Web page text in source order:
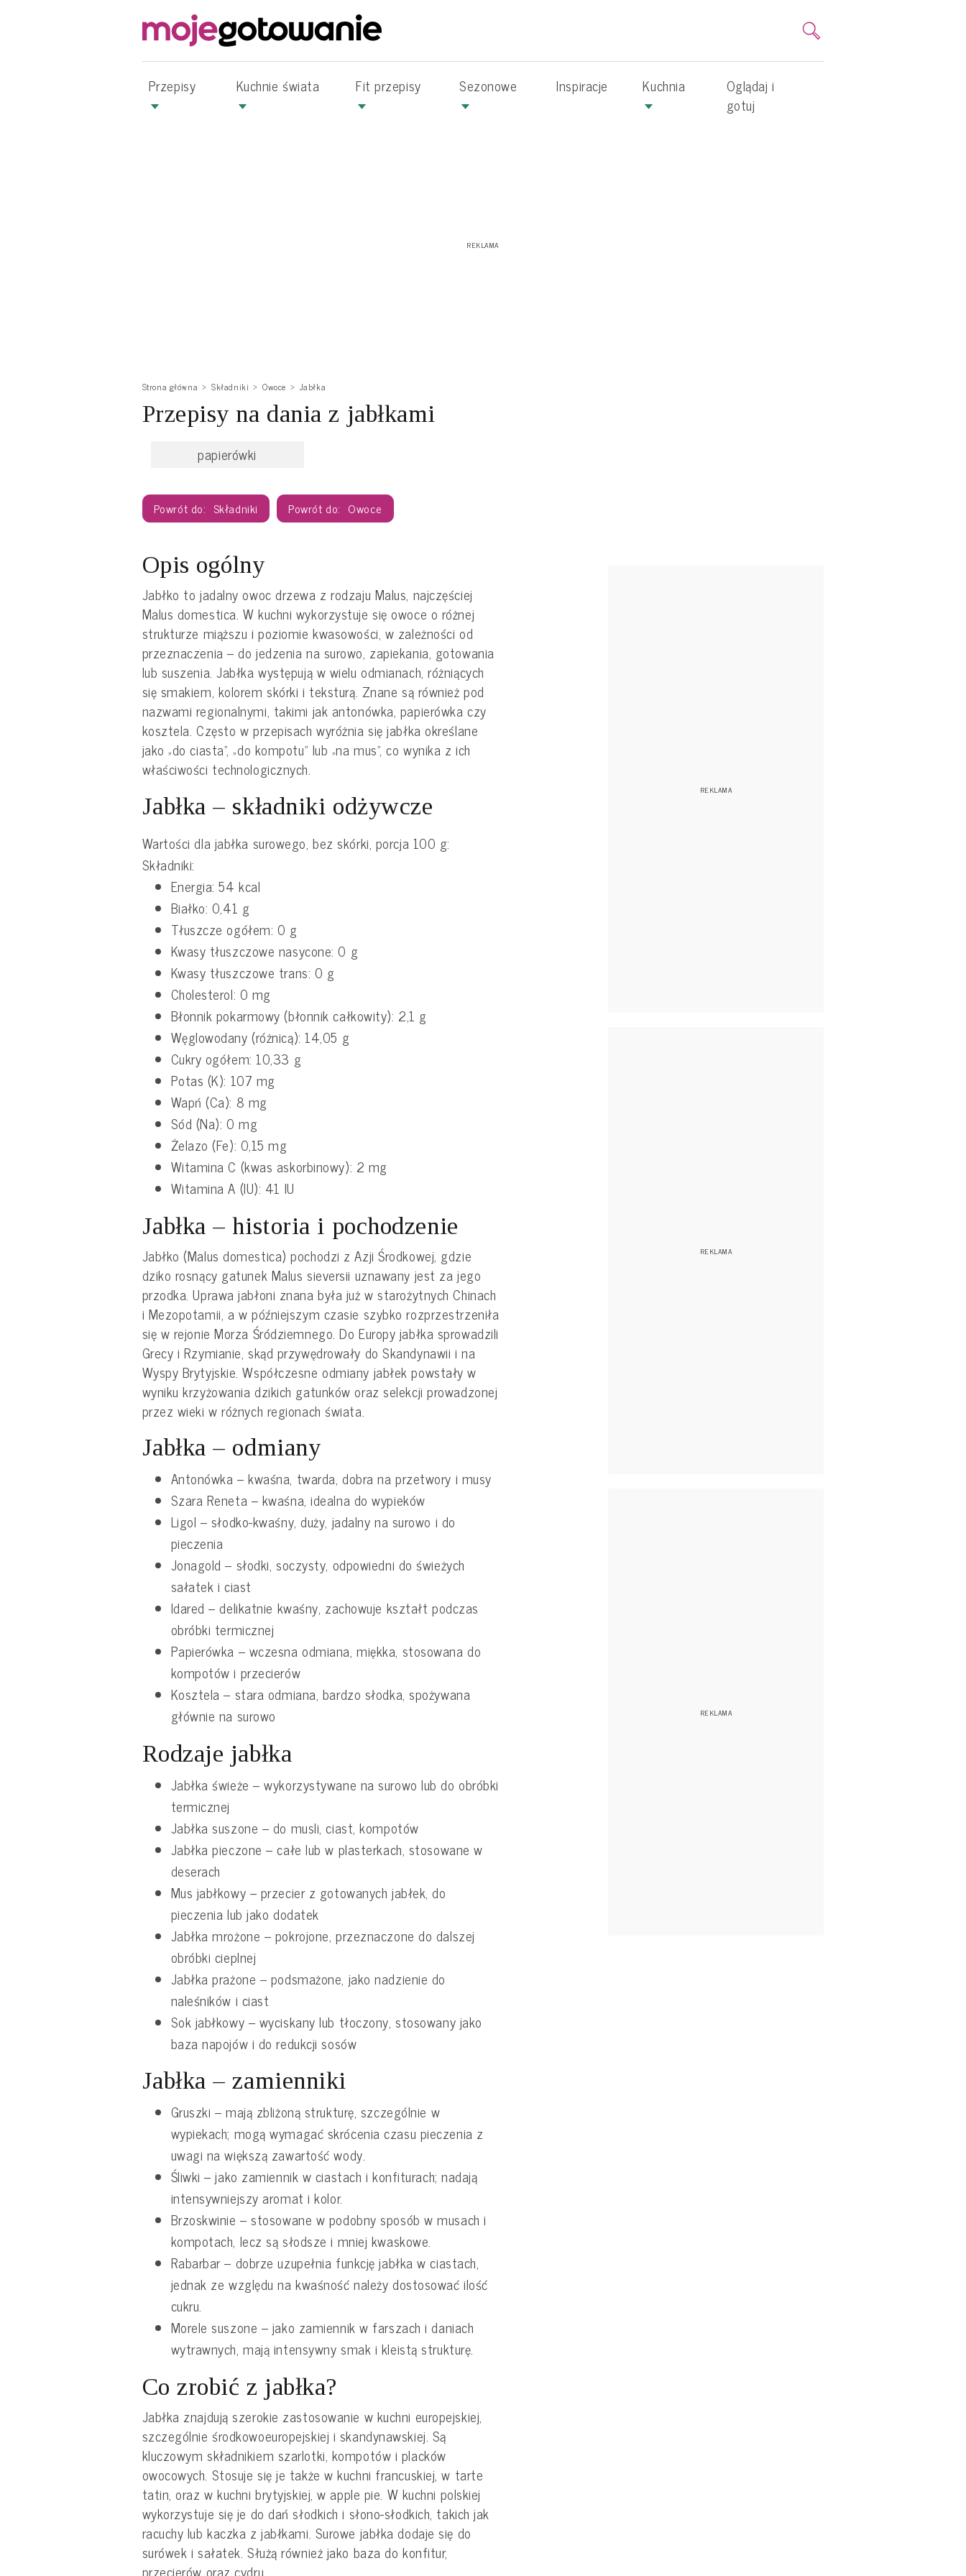
Przepisy Kuchnie świata Fit przepisy Sezonowe Inspiracje Kuchnia
Oglądaj i
gotuj
Strona główna Składniki Owoce Jabłka
Przepisy na dania z jabłkami
papierówki
Składniki Owoce
Opis ogólny
Jabłko to jadalny owoc drzewa z rodzaju Malus, najczęściej
Malus domestica. W kuchni wykorzystuje się owoce o różnej
strukturze miąższu i poziomie kwasowości, w zależności od
przeznaczenia – do jedzenia na surowo, zapiekania, gotowania
lub suszenia. Jabłka występują w wielu odmianach, różniących
się smakiem, kolorem skórki i teksturą. Znane są również pod
nazwami regionalnymi, takimi jak antonówka, papierówka czy
kosztela. Często w przepisach wyróżnia się jabłka określane
jako „do ciasta”, „do kompotu” lub „na mus”, co wynika z ich
właściwości technologicznych.
Jabłka – składniki odżywcze
Wartości dla jabłka surowego, bez skórki, porcja 100 g:
Składniki:
Energia: 54 kcal
Białko: 0,41 g
Tłuszcze ogółem: 0 g
Kwasy tłuszczowe nasycone: 0 g
Kwasy tłuszczowe trans: 0 g
Cholesterol: 0 mg
Błonnik pokarmowy (błonnik całkowity): 2,1 g
Węglowodany (różnicą): 14,05 g
Cukry ogółem: 10,33 g
Potas (K): 107 mg
Wapń (Ca): 8 mg
Sód (Na): 0 mg
Żelazo (Fe): 0,15 mg
Witamina C (kwas askorbinowy): 2 mg
Witamina A (IU): 41 IU
Jabłka – historia i pochodzenie
Jabłko (Malus domestica) pochodzi z Azji Środkowej, gdzie
dziko rosnący gatunek Malus sieversii uznawany jest za jego
przodka. Uprawa jabłoni znana była już w starożytnych Chinach
i Mezopotamii, a w późniejszym czasie szybko rozprzestrzeniła
się w rejonie Morza Śródziemnego. Do Europy jabłka sprowadzili
Grecy i Rzymianie, skąd przywędrowały do Skandynawii i na
Wyspy Brytyjskie. Współczesne odmiany jabłek powstały w
wyniku krzyżowania dzikich gatunków oraz selekcji prowadzonej
przez wieki w różnych regionach świata.
Jabłka – odmiany
Antonówka – kwaśna, twarda, dobra na przetwory i musy
Szara Reneta – kwaśna, idealna do wypieków
Ligol – słodko-kwaśny, duży, jadalny na surowo i do
pieczenia
Jonagold – słodki, soczysty, odpowiedni do świeżych
sałatek i ciast
Idared – delikatnie kwaśny, zachowuje kształt podczas
obróbki termicznej
Papierówka – wczesna odmiana, miękka, stosowana do
kompotów i przecierów
Kosztela – stara odmiana, bardzo słodka, spożywana
głównie na surowo
Rodzaje jabłka
Jabłka świeże – wykorzystywane na surowo lub do obróbki
termicznej
Jabłka suszone – do musli, ciast, kompotów
Jabłka pieczone – całe lub w plasterkach, stosowane w
deserach
Mus jabłkowy – przecier z gotowanych jabłek, do
pieczenia lub jako dodatek
Jabłka mrożone – pokrojone, przeznaczone do dalszej
obróbki cieplnej
Jabłka prażone – podsmażone, jako nadzienie do
naleśników i ciast
Sok jabłkowy – wyciskany lub tłoczony, stosowany jako
baza napojów i do redukcji sosów
Jabłka – zamienniki
Gruszki – mają zbliżoną strukturę, szczególnie w
wypiekach; mogą wymagać skrócenia czasu pieczenia z
uwagi na większą zawartość wody.
Śliwki – jako zamiennik w ciastach i konfiturach; nadają
intensywniejszy aromat i kolor.
Brzoskwinie – stosowane w podobny sposób w musach i
kompotach, lecz są słodsze i mniej kwaskowe.
Rabarbar – dobrze uzupełnia funkcję jabłka w ciastach,
jednak ze względu na kwaśność należy dostosować ilość
cukru.
Morele suszone – jako zamiennik w farszach i daniach
wytrawnych, mają intensywny smak i kleistą strukturę.
Co zrobić z jabłka?
Jabłka znajdują szerokie zastosowanie w kuchni europejskiej,
szczególnie środkowoeuropejskiej i skandynawskiej. Są
kluczowym składnikiem szarlotki, kompotów i placków
owocowych. Stosuje się je także w kuchni francuskiej, w tarte
tatin, oraz w kuchni brytyjskiej, w apple pie. W kuchni polskiej
wykorzystuje się je do dań słodkich i słono-słodkich, takich jak
racuchy lub kaczka z jabłkami. Surowe jabłka dodaje się do
surówek i sałatek. Służą również jako baza do konfitur,
przecierów oraz cydru.